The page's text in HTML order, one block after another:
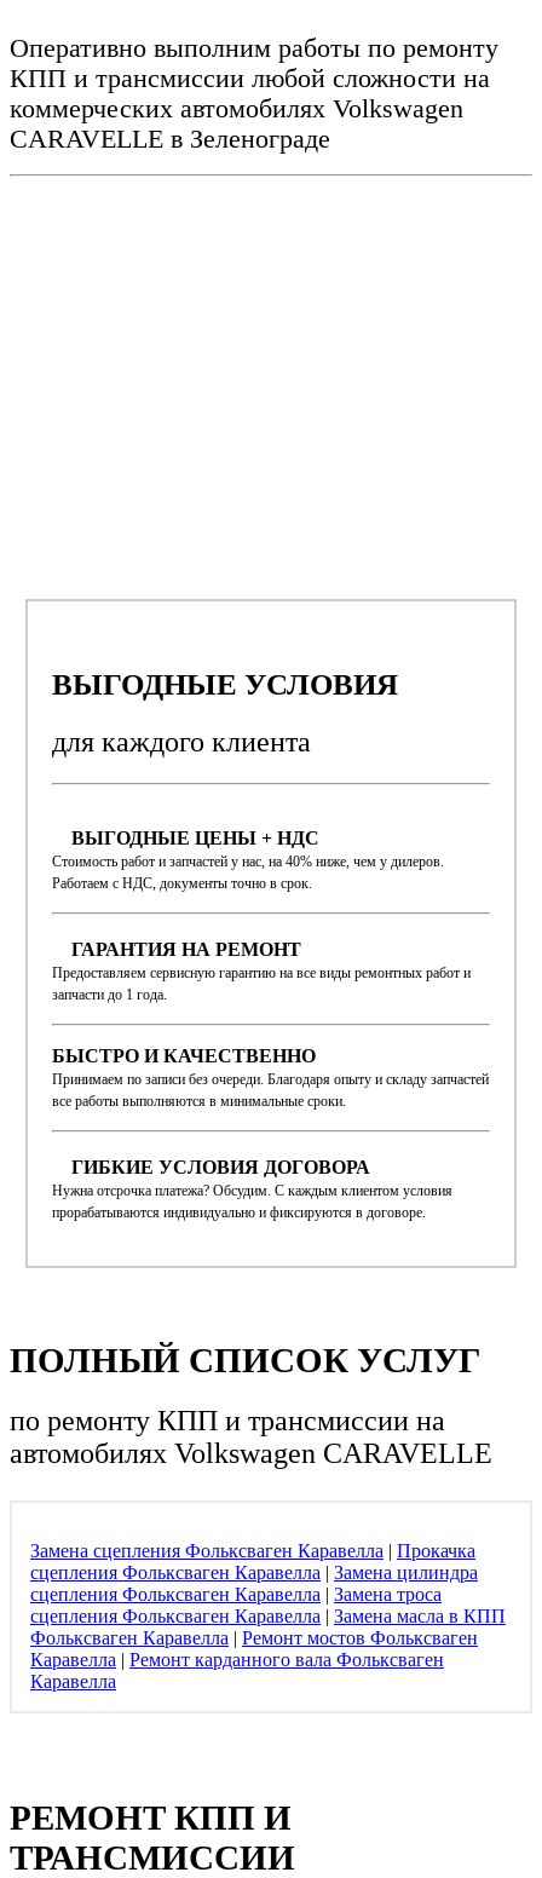
Оперативно выполним работы по ремонту
КПП и трансмиссии любой сложности на
коммерческих автомобилях Volkswagen
CARAVELLE в Зеленограде
ВЫГОДНЫЕ УСЛОВИЯ
для каждого клиента
ВЫГОДНЫЕ ЦЕНЫ + НДС
Стоимость работ и запчастей у нас, на 40% ниже, чем у дилеров.
Работаем с НДС, документы точно в срок.
ГАРАНТИЯ НА РЕМОНТ
Предоставляем сервисную гарантию на все виды ремонтных работ и
запчасти до 1 года.
БЫСТРО И КАЧЕСТВЕННО
Принимаем по записи без очереди. Благодаря опыту и складу запчастей
все работы выполняются в минимальные сроки.
ГИБКИЕ УСЛОВИЯ ДОГОВОРА
Нужна отсрочка платежа? Обсудим. С каждым клиентом условия
прорабатываются индивидуально и фиксируются в договоре.
ПОЛНЫЙ СПИСОК УСЛУГ
по ремонту КПП и трансмиссии на
автомобилях Volkswagen CARAVELLE
Замена сцепления Фольксваген Каравелла | Прокачка
сцепления Фольксваген Каравелла | Замена цилиндра
сцепления Фольксваген Каравелла | Замена троса
сцепления Фольксваген Каравелла | Замена масла в КПП
Фольксваген Каравелла | Ремонт мостов Фольксваген
Каравелла | Ремонт карданного вала Фольксваген
Каравелла
РЕМОНТ КПП И
ТРАНСМИССИИ